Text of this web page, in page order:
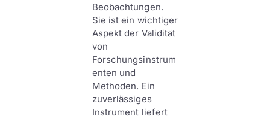
Beobachtungen.
Sie ist ein wichtiger
Aspekt der Validität
von
Forschungsinstrum
enten und
Methoden. Ein
zuverlässiges
Instrument liefert